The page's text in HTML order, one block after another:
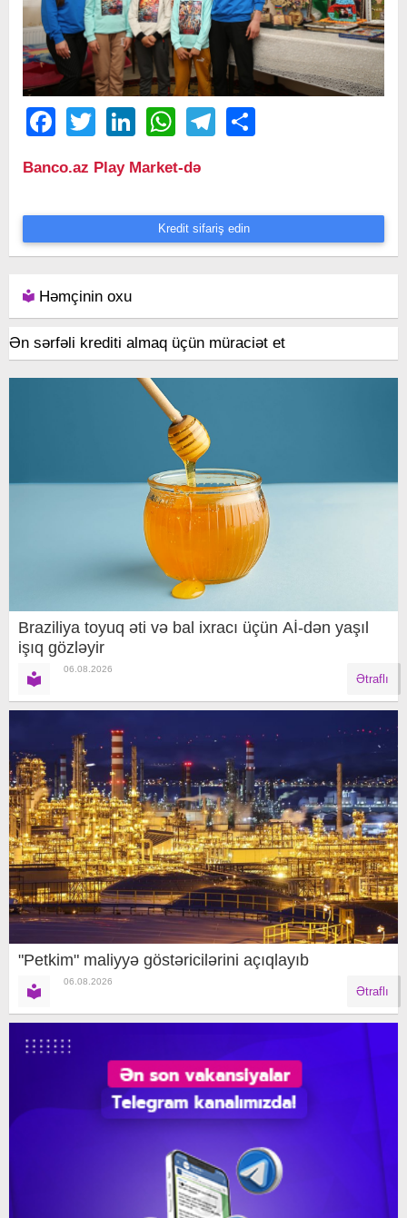
FacebookTwitter LinkedIn WhatsAppTelegram
Banco.az Play Market-də
Kredit sifariş edin
Həmçinin oxu
Ən sərfəli krediti almaq üçün müraciət et
Braziliya toyuq əti və bal ixracı üçün Aİ-dən yaşıl
işıq gözləyir
06.08.2026
Ətraflı
"Petkim" maliyyə göstəricilərini açıqlayıb
06.08.2026
Ətraflı